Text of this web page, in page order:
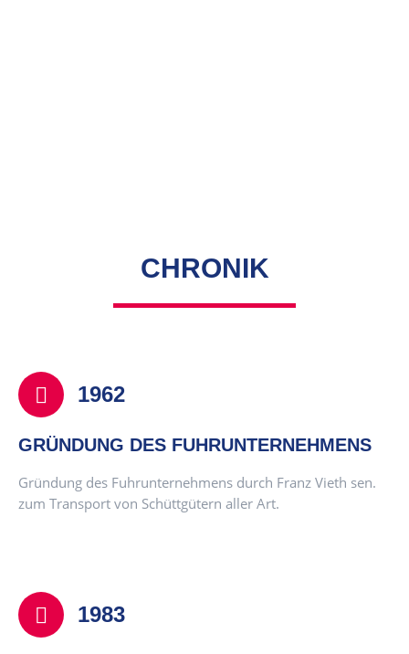
CHRONIK
1962
GRÜNDUNG DES FUHRUNTERNEHMENS
Gründung des Fuhrunternehmens durch Franz Vieth sen.
zum Transport von Schüttgütern aller Art.
1983